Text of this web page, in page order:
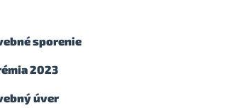
sporenie
2023
úver